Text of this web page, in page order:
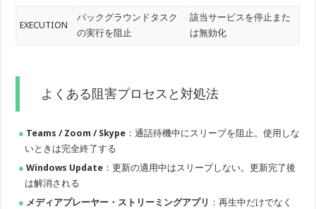
EXECUTION
バックグラウンドタスク
の実行を阻止
該当サービスを停止また
は無効化
よくある阻害プロセスと対処法
Teams / Zoom / Skype ：通話待機中にスリープを阻止。使用しな
いときは完全終了する
Windows Update ：更新の適用中はスリープしない。更新完了後
は解消される
メディアプレーヤー・ストリーミングアプリ ：再生中だけでなく